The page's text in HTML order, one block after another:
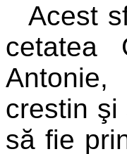
Acest
cetatea
crestin şi
să fie